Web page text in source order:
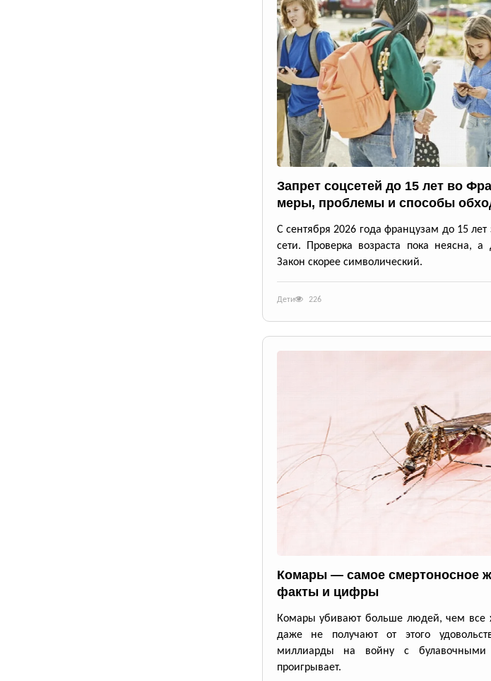
Запрет соцсетей до 15 лет во
меры, проблемы и способы
С сентября 2026 года французам до 15 лет
сети. Проверка возраста пока неясна,
Закон скорее символический.
Дети 226
Комары — самое смертоносное
факты и цифры
Комары убивают больше людей, чем все
даже не получают от этого
миллиарды на войну с
проигрывает.